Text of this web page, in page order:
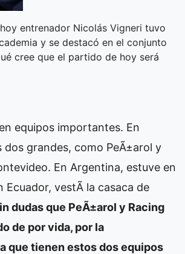
entrenador Nicolás Vigneri tuvo
y se destacó en el conjunto
cree que el partido de hoy será
equipos importantes. En
dos grandes, como PeÃ±arol y
En Argentina, estuve en
Ecuador, vestÃ­ la casaca de
dudas que PeÃ±arol y Racing
de por vida, por la
que tienen estos dos equipos